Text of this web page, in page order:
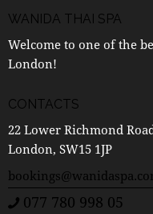
WANIDA THAI SPA
Welcome to one of the
London!
CONTACTS
22 Lower Richmond
London, SW15 1JP
077 780 998 05